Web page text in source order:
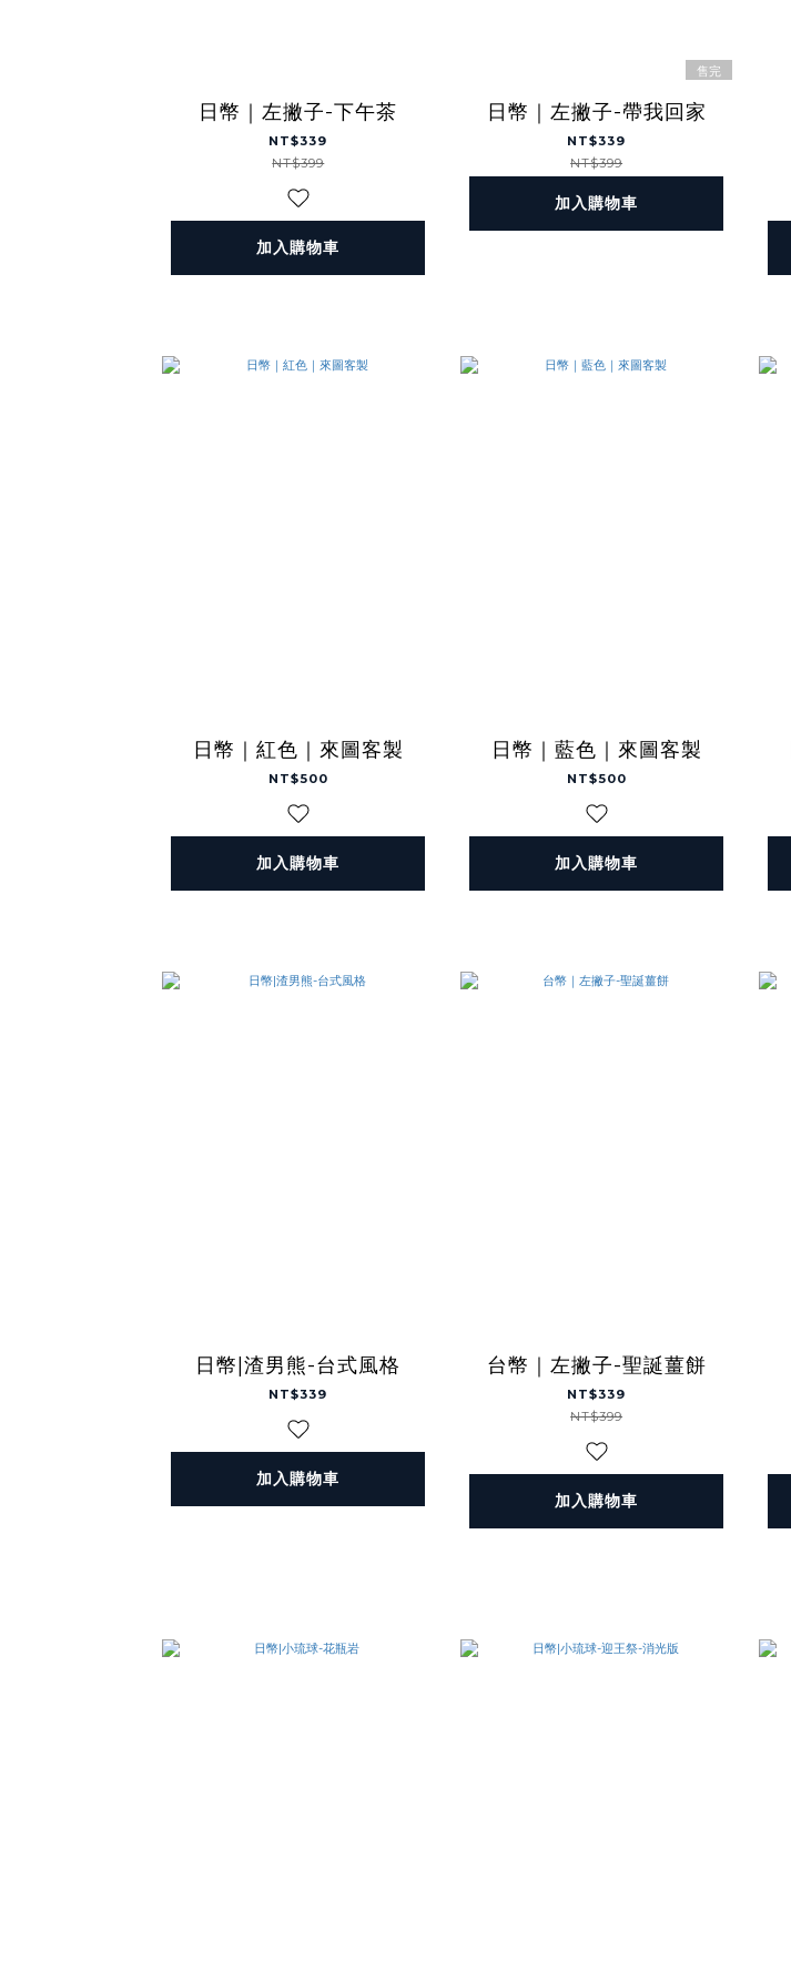
日幣｜左撇子-下午茶
NT$339
NT$399
加入購物車
售完
日幣｜左撇子-帶我回家
NT$339
NT$399
加入購物車
日幣｜紅色｜來圖客製
NT$500
加入購物車
日幣｜藍色｜來圖客製
NT$500
加入購物車
日幣|渣男熊-台式風格
NT$339
加入購物車
台幣｜左撇子-聖誕薑餅
NT$339
NT$399
加入購物車